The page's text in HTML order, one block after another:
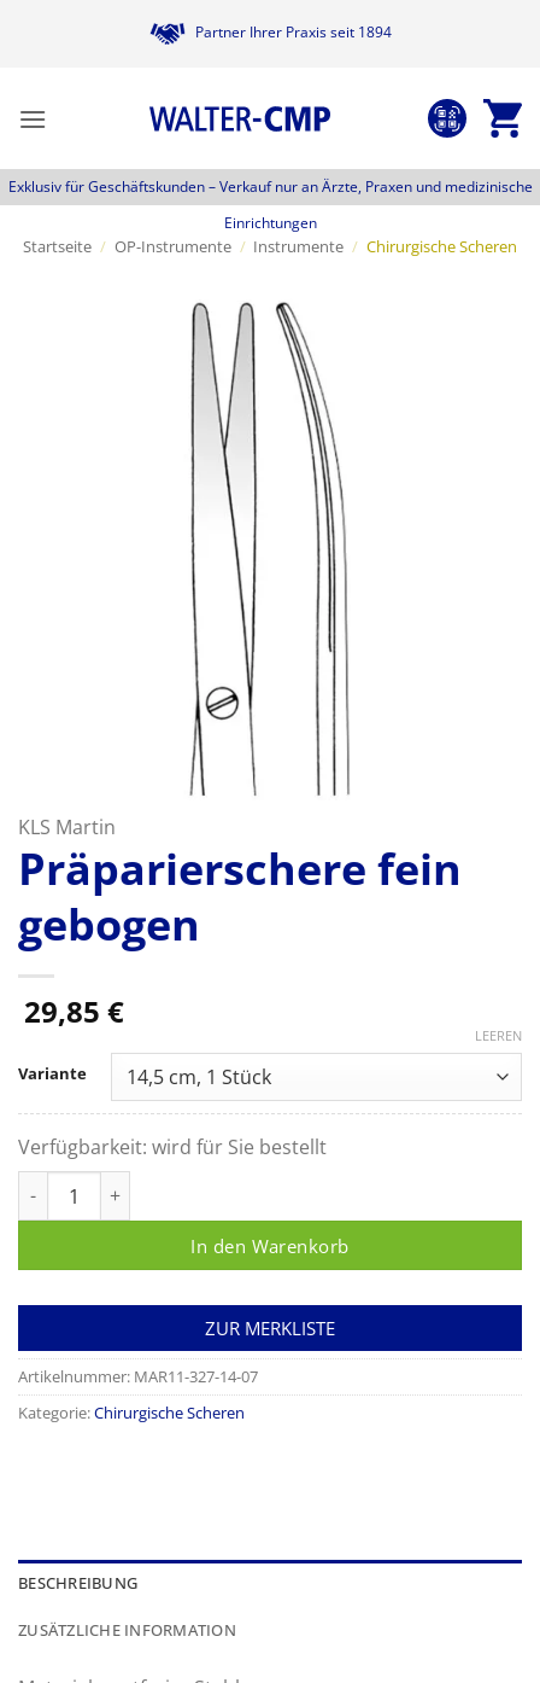
Partner Ihrer Praxis seit 1894
Exklusiv für Geschäftskunden –Verkauf nur an Ärzte, Praxen und medizinische
Einrichtungen
Startseite / OP-Instrumente / Instrumente / Chirurgische Scheren
KLS Martin
Präparierschere fein
gebogen
29,85 €
Variante
LEEREN
Verfügbarkeit: wird für Sie bestellt
In den Warenkorb
ZUR MERKLISTE
Artikelnummer: MAR11-327-14-07
Kategorie:Chirurgische Scheren
BESCHREIBUNG
ZUSÄTZLICHE INFORMATION